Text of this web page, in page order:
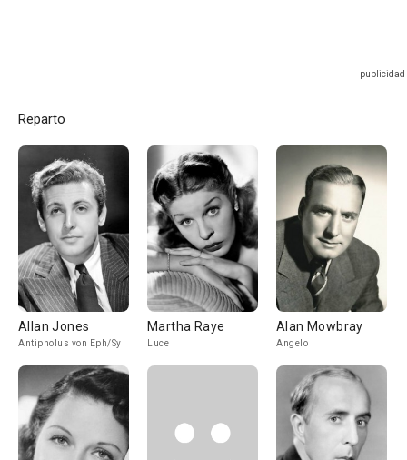
Reparto
Allan Jones
Antipholus von Eph/Sy
Martha Raye
Luce
Alan Mowbray
Angelo